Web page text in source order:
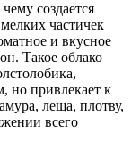
создается
частичек
и вкусное
Такое облако
но привлекает к
леща, плотву,
всего